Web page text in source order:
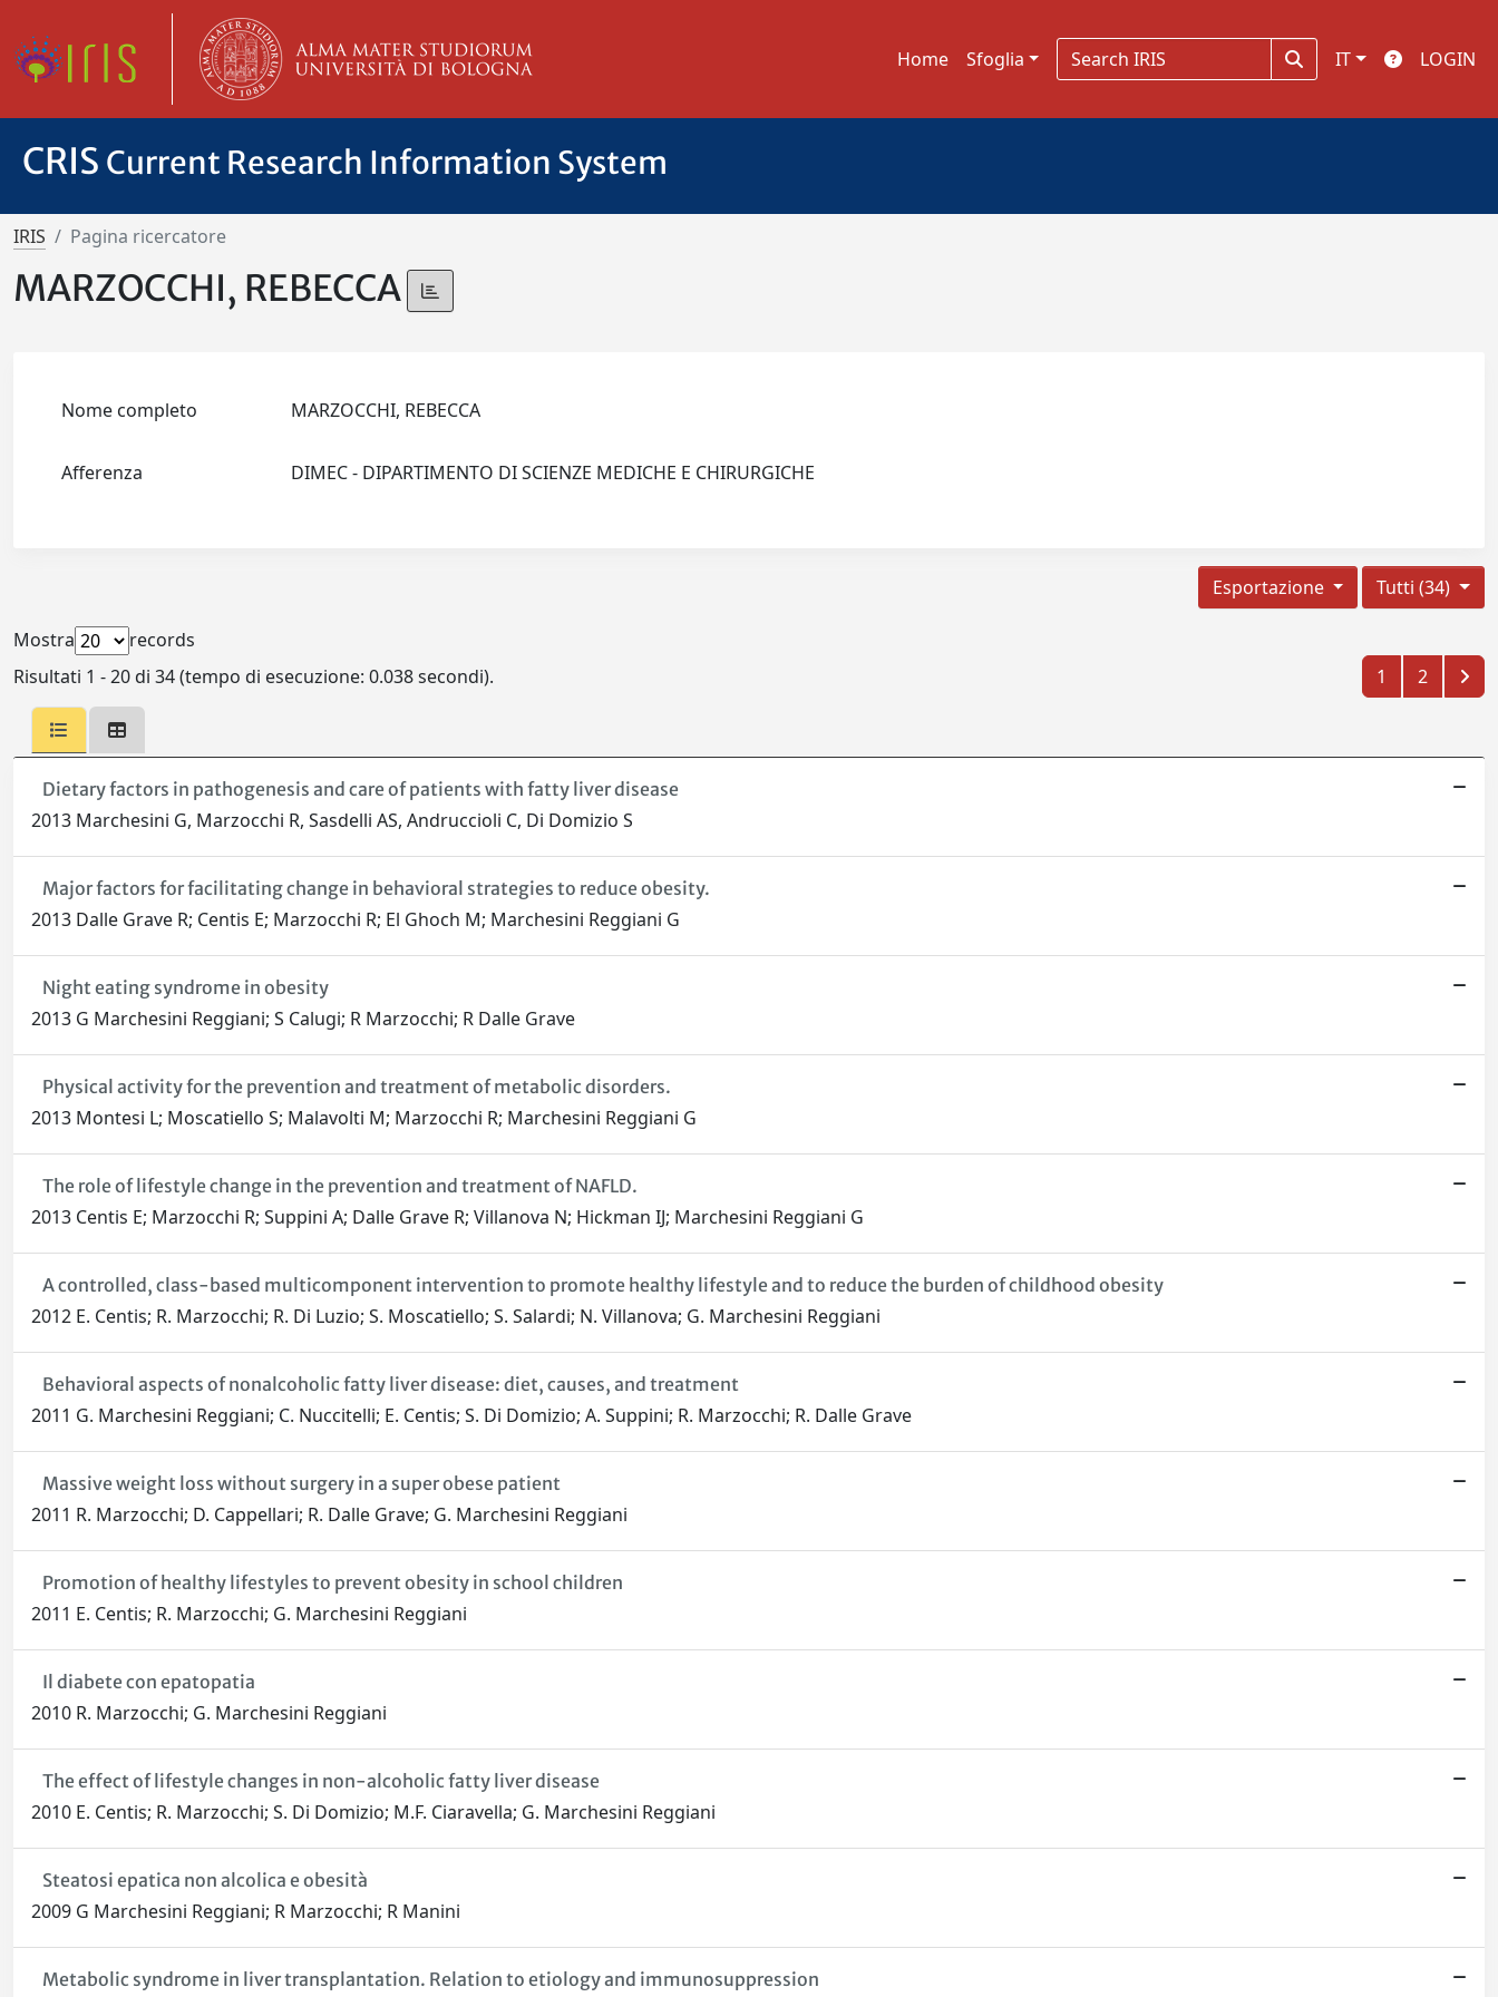
Home Sfoglia IT LOGIN
CRIS Current Research Information System
IRIS Pagina ricercatore
MARZOCCHI, REBECCA
Nome completo MARZOCCHI, REBECCA
Afferenza DIMEC - DIPARTIMENTO DI SCIENZE MEDICHE E CHIRURGICHE
Tutti (34)
Esportazione
Mostra
records
Risultati 1 - 20 di 34 (tempo di esecuzione: 0.038 secondi).
1 2
Dietary factors in pathogenesis and care of patients with fatty liver disease
2013 Marchesini G, Marzocchi R, Sasdelli AS, Andruccioli C, Di Domizio S
Major factors for facilitating change in behavioral strategies to reduce obesity.
2013 Dalle Grave R; Centis E; Marzocchi R; El Ghoch M; Marchesini Reggiani G
Night eating syndrome in obesity
2013 G Marchesini Reggiani; S Calugi; R Marzocchi; R Dalle Grave
Physical activity for the prevention and treatment of metabolic disorders.
2013 Montesi L; Moscatiello S; Malavolti M; Marzocchi R; Marchesini Reggiani G
The role of lifestyle change in the prevention and treatment of NAFLD.
2013 Centis E; Marzocchi R; Suppini A; Dalle Grave R; Villanova N; Hickman IJ; Marchesini Reggiani G
A controlled, class-based multicomponent intervention to promote healthy lifestyle and to reduce the burden of childhood obesity
2012 E. Centis; R. Marzocchi; R. Di Luzio; S. Moscatiello; S. Salardi; N. Villanova; G. Marchesini Reggiani
Behavioral aspects of nonalcoholic fatty liver disease: diet, causes, and treatment
2011 G. Marchesini Reggiani; C. Nuccitelli; E. Centis; S. Di Domizio; A. Suppini; R. Marzocchi; R. Dalle Grave
Massive weight loss without surgery in a super obese patient
2011 R. Marzocchi; D. Cappellari; R. Dalle Grave; G. Marchesini Reggiani
Promotion of healthy lifestyles to prevent obesity in school children
2011 E. Centis; R. Marzocchi; G. Marchesini Reggiani
Il diabete con epatopatia
2010 R. Marzocchi; G. Marchesini Reggiani
The effect of lifestyle changes in non-alcoholic fatty liver disease
2010 E. Centis; R. Marzocchi; S. Di Domizio; M.F. Ciaravella; G. Marchesini Reggiani
Steatosi epatica non alcolica e obesità
2009 G Marchesini Reggiani; R Marzocchi; R Manini
Metabolic syndrome in liver transplantation. Relation to etiology and immunosuppression